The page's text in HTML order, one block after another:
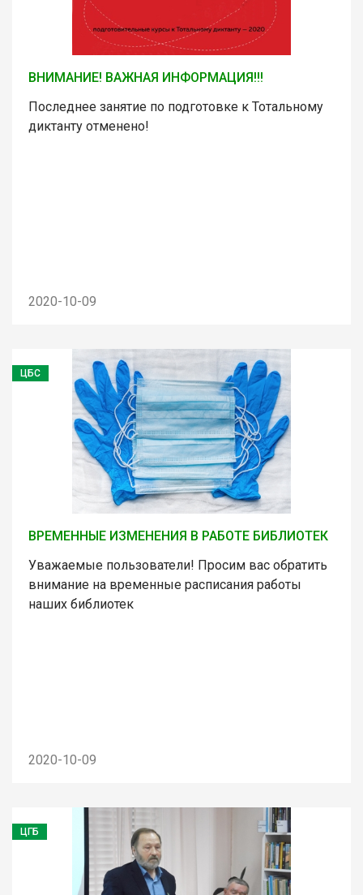
ВНИМАНИЕ! ВАЖНАЯ ИНФОРМАЦИЯ!!!
Последнее занятие по подготовке к Тотальному
диктанту отменено!
2020-10-09
ЦБС
ВРЕМЕННЫЕ ИЗМЕНЕНИЯ В РАБОТЕ БИБЛИОТЕК
Уважаемые пользователи! Просим вас обратить
внимание на временные расписания работы
наших библиотек
2020-10-09
ЦГБ